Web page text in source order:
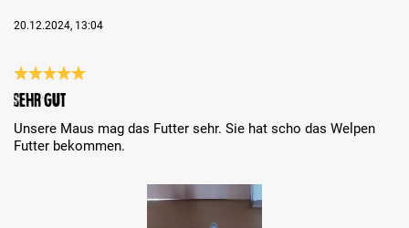
20.12.2024, 13:04
Recenzja z oceną 5 spośród 5 gwiazdek
Sehr gut
Unsere Maus mag das Futter sehr. Sie hat scho das Welpen
Futter bekommen.